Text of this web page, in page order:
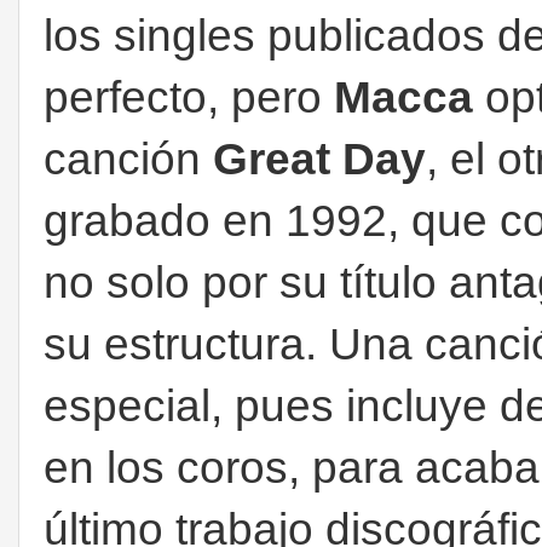
los singles publicados
perfecto, pero Macca
canción Great Day, el
grabado en 1992, que
no solo por su título
su estructura. Una
especial, pues incluye
en los coros, para
último trabajo